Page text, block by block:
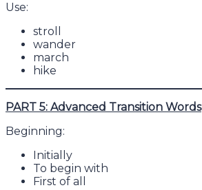
Use:
stroll
wander
march
hike
PART 5: Advanced Transition Words
Beginning:
Initially
To begin with
First of all